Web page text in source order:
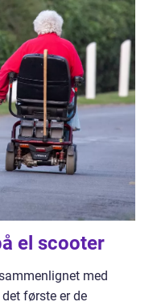
el scooter
med
første er de